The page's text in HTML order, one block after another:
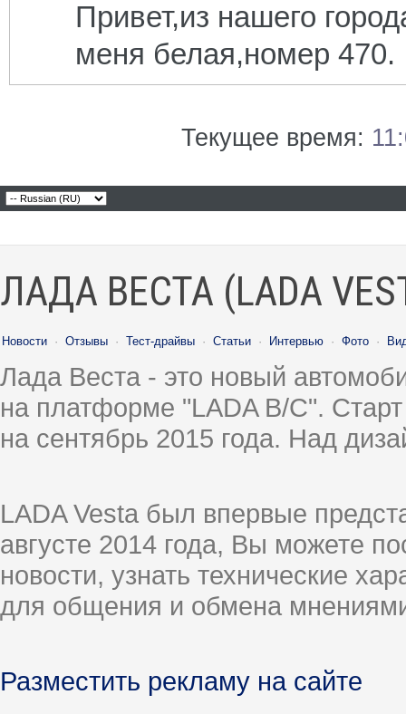
Привет,из нашего
меня белая,номер 470.
Текущее время:
ЛАДА ВЕСТА (LADA
Новости · Отзывы · Тест-драйвы · Статьи · Интервью · Фото ·
Лада Веста - это новый
на платформе "LADA B/C".
на сентябрь 2015 года. Над
LADA Vesta был впервые
августе 2014 года, Вы можете
новости, узнать технические
для общения и обмена
Разместить рекламу на сайте